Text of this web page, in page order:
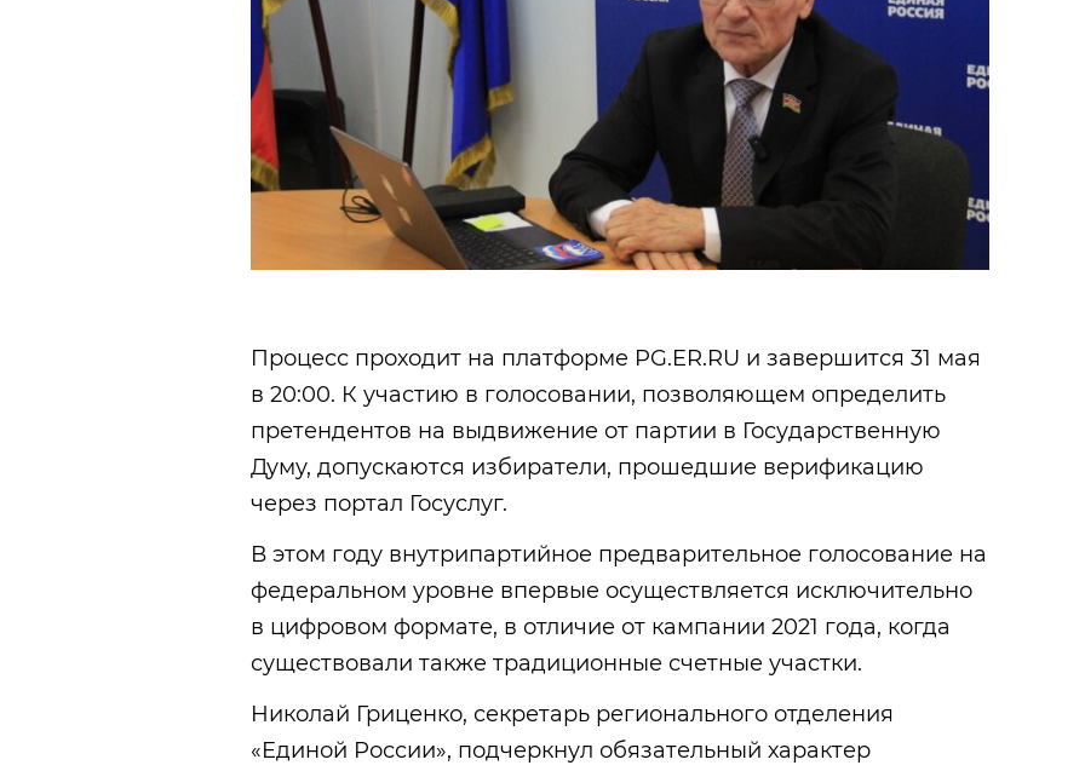
Процесс проходит на платформе PG.ER.RU и завершится 31 мая
в 20:00. К участию в голосовании, позволяющем определить
претендентов на выдвижение от партии в Государственную
Думу, допускаются избиратели, прошедшие верификацию
через портал Госуслуг.
В этом году внутрипартийное предварительное голосование на
федеральном уровне впервые осуществляется исключительно
в цифровом формате, в отличие от кампании 2021 года, когда
существовали также традиционные счетные участки.
Николай Гриценко, секретарь регионального отделения
«Единой России», подчеркнул обязательный характер